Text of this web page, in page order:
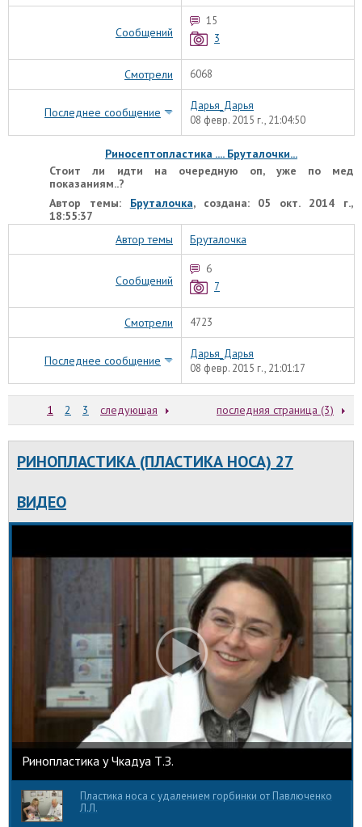
Сообщений
15
3
Смотрели 6068
Последнее сообщение
Дарья_Дарья
08 февр. 2015 г., 21:04:50
Риносептопластика .... Бруталочки...
Стоит ли идти на очередную оп, уже по мед
показаниям..?
Автор темы: Бруталочка, создана: 05 окт. 2014 г.,
18:55:37
Автор темы
Бруталочка
Сообщений
6
7
Смотрели 4723
Последнее сообщение
Дарья_Дарья
08 февр. 2015 г., 21:01:17
1 2 3 следующая последняя страница (3)
РИНОПЛАСТИКА (ПЛАСТИКА НОСА) 27
ВИДЕО
Ринопластика у Чкадуа Т.З.
Пластика носа с удалением горбинки от Павлюченко
Л.Л.